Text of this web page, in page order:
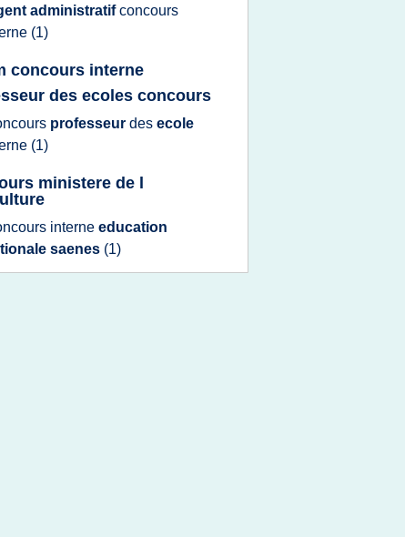
administratifconcours
(1)
concours interne
des ecoles concours
professeur des ecole
(1)
ministere de l
interne education
saenes (1)